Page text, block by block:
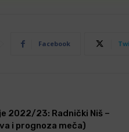
Facebook
2022/23: Radnički Niš –
i prognoza meča)